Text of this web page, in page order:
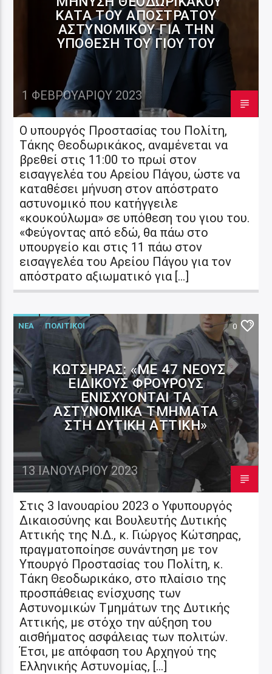
ΚΑΤΆ ΤΟΥ ΑΠΌΣΤΡΑΤΟΥ
ΑΣΤΥΝΟΜΙΚΟΎ ΓΙΑ ΤΗΝ
ΥΠΌΘΕΣΗ ΤΟΥ ΓΙΟΥ ΤΟΥ
1 ΦΕΒΡΟΥΑΡΊΟΥ 2023
Ο υπουργός Προστασίας του Πολίτη,
Τάκης Θεοδωρικάκος, αναμένεται να
βρεθεί στις 11:00 το πρωί στον
εισαγγελέα του Αρείου Πάγου, ώστε να
καταθέσει μήνυση στον απόστρατο
αστυνομικό που κατήγγειλε
«κουκούλωμα» σε υπόθεση του γιου του.
«Φεύγοντας από εδώ, θα πάω στο
υπουργείο και στις 11 πάω στον
εισαγγελέα του Αρείου Πάγου για τον
απόστρατο αξιωματικό για […]
ΝΕΑ ΠΟΛΙΤΙΚΟΙ 0
ΚΏΤΣΗΡΑΣ: «ΜΕ 47 ΝΈΟΥΣ
ΕΙΔΙΚΟΎΣ ΦΡΟΥΡΟΎΣ
ΕΝΙΣΧΎΟΝΤΑΙ ΤΑ
ΑΣΤΥΝΟΜΙΚΆ ΤΜΉΜΑΤΑ
ΣΤΗ ΔΥΤΙΚΉ ΑΤΤΙΚΉ»
13 ΙΑΝΟΥΑΡΊΟΥ 2023
Στις 3 Ιανουαρίου 2023 ο Υφυπουργός
Δικαιοσύνης και Βουλευτής Δυτικής
Αττικής της Ν.Δ., κ. Γιώργος Κώτσηρας,
πραγματοποίησε συνάντηση με τον
Υπουργό Προστασίας του Πολίτη, κ.
Τάκη Θεοδωρικάκο, στο πλαίσιο της
προσπάθειας ενίσχυσης των
Αστυνομικών Τμημάτων της Δυτικής
Αττικής, με στόχο την αύξηση του
αισθήματος ασφάλειας των πολιτών.
Έτσι, με απόφαση του Αρχηγού της
Ελληνικής Αστυνομίας, […]